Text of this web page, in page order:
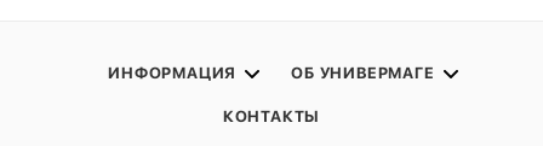
ИНФОРМАЦИЯ ОБ УНИВЕРМАГЕ
КОНТАКТЫ